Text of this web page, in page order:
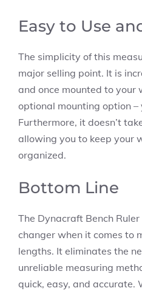
Easy to Use
The simplicity of this
major selling point. It is
and once mounted to your
optional mounting option –
Furthermore, it doesn’t
allowing you to keep your
organized.
Bottom Line
The Dynacraft Bench
changer when it comes to
lengths. It eliminates the
unreliable measuring
quick, easy, and accurate.